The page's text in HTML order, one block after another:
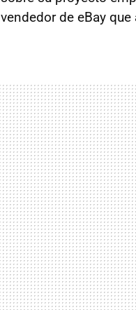
vendedor de eBay